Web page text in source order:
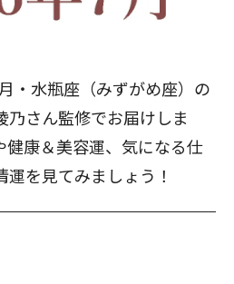
・水瓶座（みずがめ座）の
さん監修でお届けしま
健康＆美容運、気になる仕
を見てみましょう！